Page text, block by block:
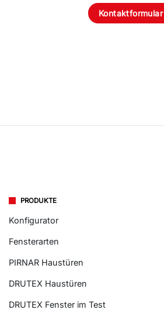
Kontaktformular
PRODUKTE
Konfigurator
Fensterarten
PIRNAR Haustüren
DRUTEX Haustüren
DRUTEX Fenster im Test